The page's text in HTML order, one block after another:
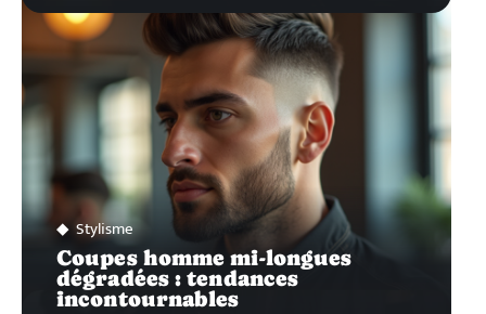
Stylisme
Coupes homme mi-longues
dégradées : tendances
incontournables